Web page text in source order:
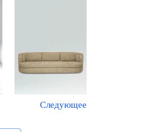
Следующее